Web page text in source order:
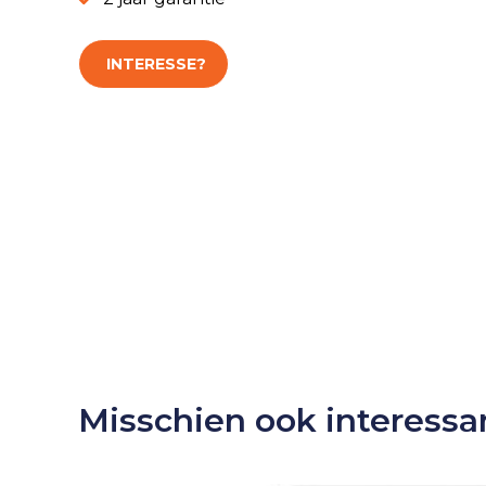
INTERESSE?
Misschien ook